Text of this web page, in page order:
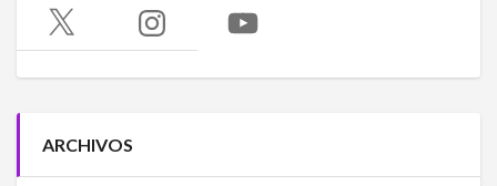
X Instagram YouTube
ARCHIVOS